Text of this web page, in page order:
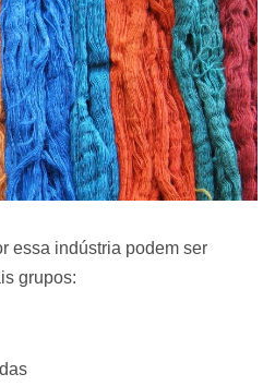
essa indústria podem ser
grupos: